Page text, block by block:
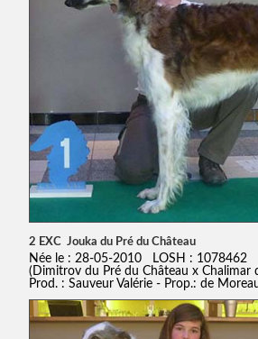
2 EXC Jouka du Pré du Château
Née le : 28-05-2010 LOSH : 1078462
(Dimitrov du Pré du Château x Chalimar
Prod. : Sauveur Valérie - Prop.: de